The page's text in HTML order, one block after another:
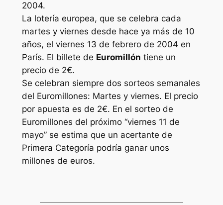
2004.
La lotería europea, que se celebra cada
martes y viernes desde hace ya más de 10
años, el viernes 13 de febrero de 2004 en
París. El billete de Euromillón tiene un
precio de 2€.
Se celebran siempre dos sorteos semanales
del Euromillones: Martes y viernes. El precio
por apuesta es de 2€. En el sorteo de
Euromillones del próximo “viernes 11 de
mayo” se estima que un acertante de
Primera Categoría podría ganar unos
millones de euros.